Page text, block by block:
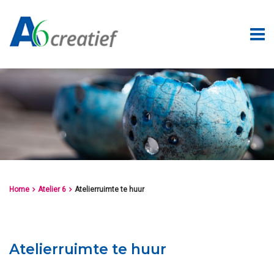
Home  Atelier 6  Atelierruimte te huur
Atelierruimte te huur